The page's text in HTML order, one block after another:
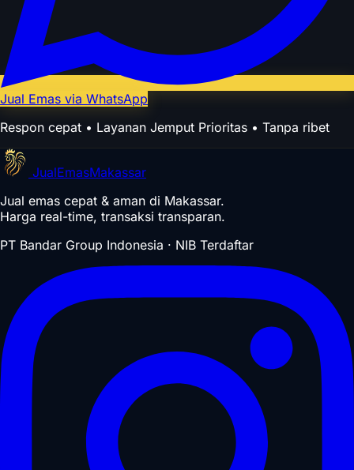
Jual Emas via WhatsApp
Respon cepat • Layanan Jemput Prioritas • Tanpa ribet
JualEmasMakassar
Jual emas cepat & aman di Makassar.
Harga real-time, transaksi transparan.
PT Bandar Group Indonesia · NIB Terdaftar